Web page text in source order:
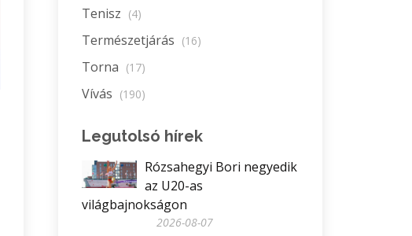
Tenisz (4)
Természetjárás (16)
Torna (17)
Vívás (190)
Legutolsó hírek
Rózsahegyi Bori negyedik
az U20-as
világbajnokságon
2026-08-07